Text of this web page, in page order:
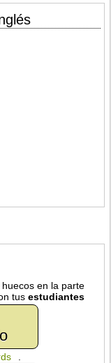
en la parte
tusestudiantes